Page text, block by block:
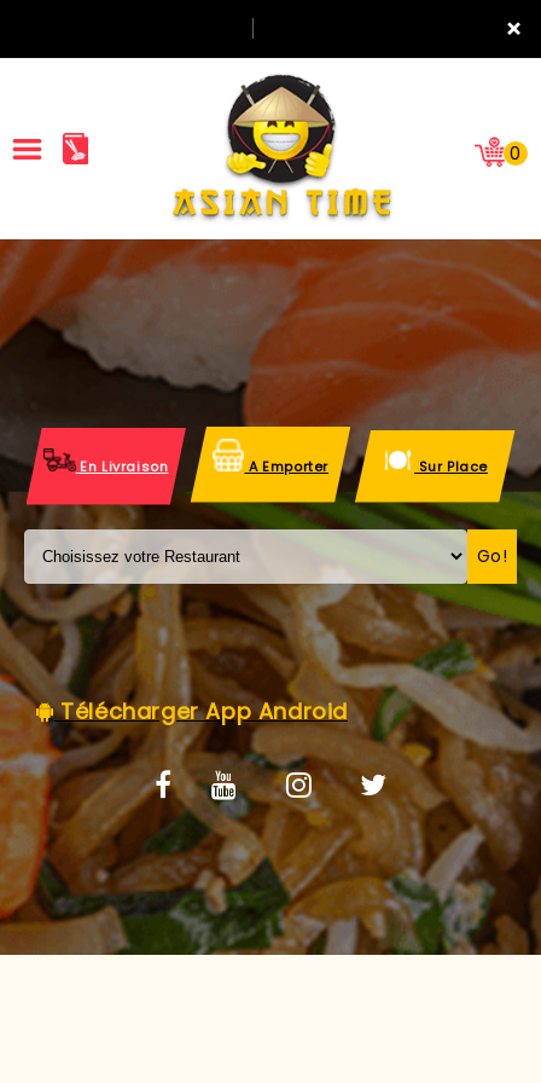
×
ACCUEIL
LA CARTE
VOS AVIS
MENTIONS LÉGALES
C.G.V
0
En Livraison A Emporter Sur Place
Go!
Télécharger App Android